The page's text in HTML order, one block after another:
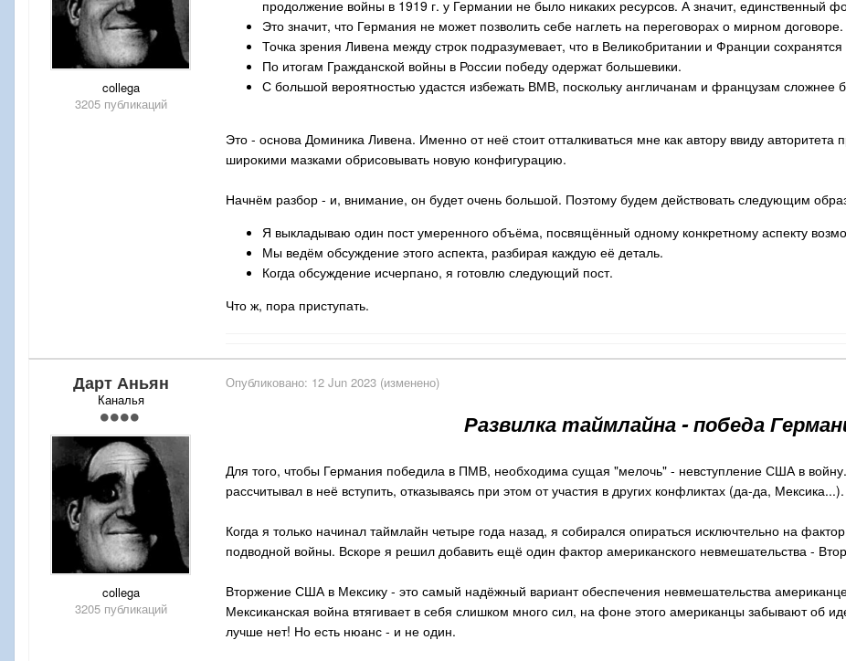
collega
3205 публикаций
продолжение войны в 1919 г. у Германии не было никаких ресурсов. А значит, единственный
Это значит, что Германия не может позволить себе наглеть на переговорах о мирном договоре.
Точка зрения Ливена между строк подразумевает, что в Великобритании и Франции
По итогам Гражданской войны в России победу одержат большевики.
С большой вероятностью удастся избежать ВМВ, поскольку англичанам и французам сложнее
Это - основа Доминика Ливена. Именно от неё стоит отталкиваться мне как автору ввиду
широкими мазками обрисовывать новую конфигурацию.
Начнём разбор - и, внимание, он будет очень большой. Поэтому будем действовать следующим
Я выкладываю один пост умеренного объёма, посвящённый одному конкретному аспекту
Мы ведём обсуждение этого аспекта, разбирая каждую её деталь.
Когда обсуждение исчерпано, я готовлю следующий пост.
Что ж, пора приступать.
Дарт Аньян
Каналья
collega
3205 публикаций
Опубликовано: 12 Jun 2023 (изменено)
Развилка таймлайна - победа
Для того, чтобы Германия победила в ПМВ, необходима сущая "мелочь" - невступление США в
рассчитывал в неё вступить, отказываясь при этом от участия в других конфликтах (да-да, Мексика...).
Когда я только начинал таймлайн четыре года назад, я собирался опираться исключтельно на
подводной войны. Вскоре я решил добавить ещё один фактор американского невмешательства -
Вторжение США в Мексику - это самый надёжный вариант обеспечения невмешательства
Мексиканская война втягивает в себя слишком много сил, на фоне этого американцы забывают об
лучше нет! Но есть нюанс - и не один.